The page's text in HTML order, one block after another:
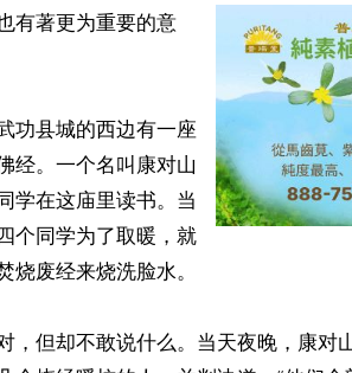
有著更为重要的意
功县城的西边有一座
经。一个名叫康对山
学在这庙里读书。当
个同学为了取暖，就
烧废经来烧洗脸水。
，但却不敢说什么。当天夜晚，康对